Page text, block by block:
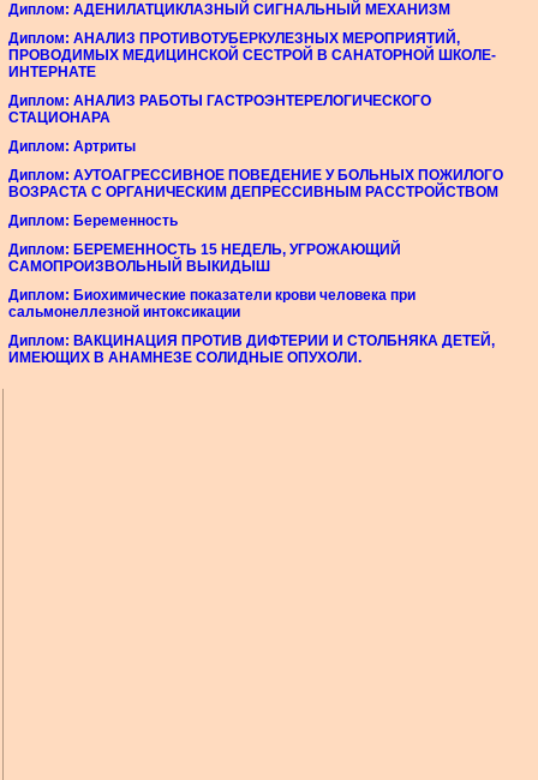
Диплом: АДЕНИЛАТЦИКЛАЗНЫЙ СИГНАЛЬНЫЙ МЕХАНИЗМ
Диплом: АНАЛИЗ ПРОТИВОТУБЕРКУЛЕЗНЫХ МЕРОПРИЯТИЙ,
ПРОВОДИМЫХ МЕДИЦИНСКОЙ СЕСТРОЙ В САНАТОРНОЙ ШКОЛЕ-
ИНТЕРНАТЕ
Диплом: АНАЛИЗ РАБОТЫ ГАСТРОЭНТЕРЕЛОГИЧЕСКОГО
СТАЦИОНАРА
Диплом: Артриты
Диплом: АУТОАГРЕССИВНОЕ ПОВЕДЕНИЕ У БОЛЬНЫХ ПОЖИЛОГО
ВОЗРАСТА С ОРГАНИЧЕСКИМ ДЕПРЕССИВНЫМ РАССТРОЙСТВОМ
Диплом: Беременность
Диплом: БЕРЕМЕННОСТЬ 15 НЕДЕЛЬ, УГРОЖАЮЩИЙ
САМОПРОИЗВОЛЬНЫЙ ВЫКИДЫШ
Диплом: Биохимические показатели крови человека при
сальмонеллезной интоксикации
Диплом: ВАКЦИНАЦИЯ ПРОТИВ ДИФТЕРИИ И СТОЛБНЯКА ДЕТЕЙ,
ИМЕЮЩИХ В АНАМНЕЗЕ СОЛИДНЫЕ ОПУХОЛИ.